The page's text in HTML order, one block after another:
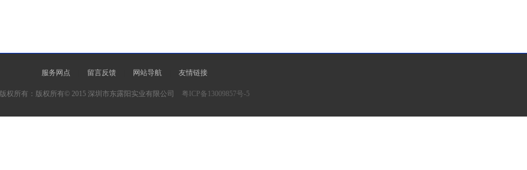
服务网点 留言反馈 网站导航 友情链接
版权所有：版权所有© 2015 深圳市东露阳实业有限公司 粤ICP备13009857号-5